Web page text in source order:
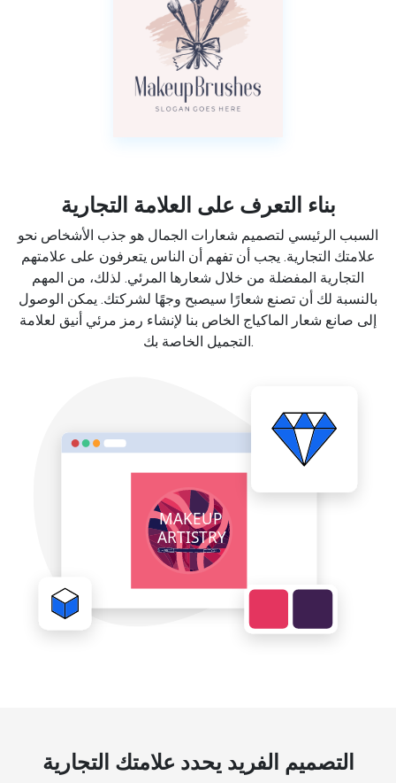
بناء التعرف على العلامة التجارية
السبب الرئيسي لتصميم شعارات الجمال هو جذب الأشخاص نحو
علامتك التجارية. يجب أن تفهم أن الناس يتعرفون على علامتهم
التجارية المفضلة من خلال شعارها المرئي. لذلك، من المهم
بالنسبة لك أن تصنع شعارًا سيصبح وجهًا لشركتك. يمكن الوصول
إلى صانع شعار الماكياج الخاص بنا لإنشاء رمز مرئي أنيق لعلامة
التجميل الخاصة بك.
التصميم الفريد يحدد علامتك التجارية